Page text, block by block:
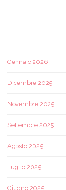
Gennaio 2026
Dicembre 2025
Novembre 2025
Settembre 2025
Agosto 2025
Luglio 2025
Giugno 2025